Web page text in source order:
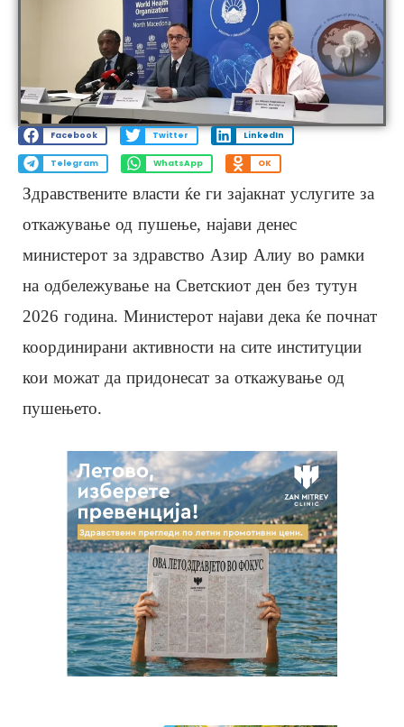
Facebook Twitter LinkedIn
Telegram WhatsApp OK
Здравствените власти ќе ги зајакнат услугите за
откажување од пушење, најави денес
министерот за здравство Азир Алиу во рамки
на одбележување на Светскиот ден без тутун
2026 година. Министерот најави дека ќе почнат
координирани активности на сите институции
кои можат да придонесат за откажување од
пушењето.